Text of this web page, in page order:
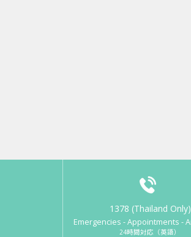
1378 (Thailand Only)
Emergencies - Appointments -
24時間対応（英語）